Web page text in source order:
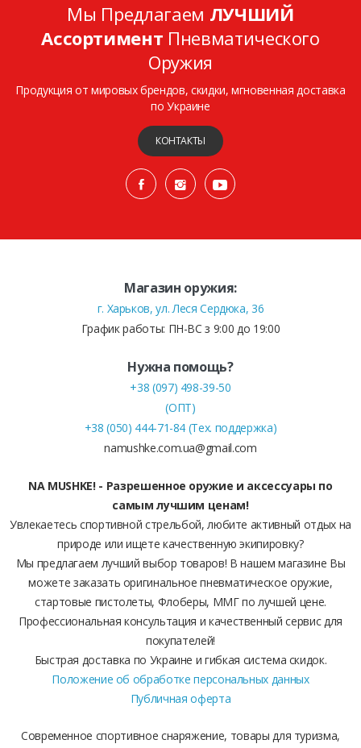
Мы Предлагаем ЛУЧШИЙ
Ассортимент Пневматического
Оружия
Продукция от мировых брендов, скидки, мгновенная доставка
по Украине
КОНТАКТЫ
Магазин оружия:
г. Харьков, ул. Леся Сердюка, 36
График работы: ПН-ВС з 9:00 до 19:00
Нужна помощь?
+38 (097) 498-39-50
(ОПТ)
+38 (050) 444-71-84 (Тех. поддержка)
namushke.com.ua@gmail.com
NA MUSHKE! - Разрешенное оружие и аксессуары по
самым лучшим ценам!
Увлекаетесь спортивной стрельбой, любите активный отдых на
природе или ищете качественную экипировку?
Мы предлагаем лучший выбор товаров! В нашем магазине Вы
можете заказать оригинальное пневматическое оружие,
стартовые пистолеты, Флоберы, ММГ по лучшей цене.
Профессиональная консультация и качественный сервис для
покупателей!
Быстрая доставка по Украине и гибкая система скидок.
Положение об обработке персональных данных
Публичная оферта
Современное спортивное снаряжение, товары для туризма,